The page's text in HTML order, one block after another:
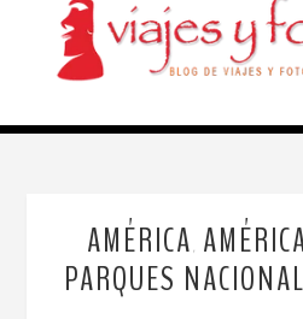
AMÉRICA
PARQUES